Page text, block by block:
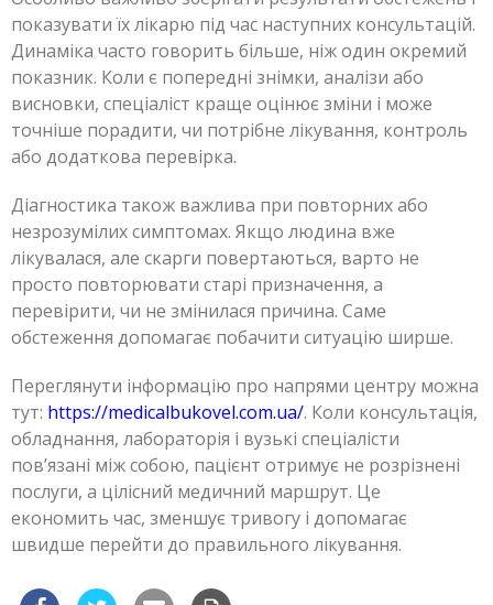
показувати їх лікарю під час наступних консультацій.
Динаміка часто говорить більше, ніж один окремий
показник. Коли є попередні знімки, аналізи або
висновки, спеціаліст краще оцінює зміни і може
точніше порадити, чи потрібне лікування, контроль
або додаткова перевірка.
Діагностика також важлива при повторних або
незрозумілих симптомах. Якщо людина вже
лікувалася, але скарги повертаються, варто не
просто повторювати старі призначення, а
перевірити, чи не змінилася причина. Саме
обстеження допомагає побачити ситуацію ширше.
Переглянути інформацію про напрями центру можна
тут: https://medicalbukovel.com.ua/. Коли консультація,
обладнання, лабораторія і вузькі спеціалісти
пов’язані між собою, пацієнт отримує не розрізнені
послуги, а цілісний медичний маршрут. Це
економить час, зменшує тривогу і допомагає
швидше перейти до правильного лікування.